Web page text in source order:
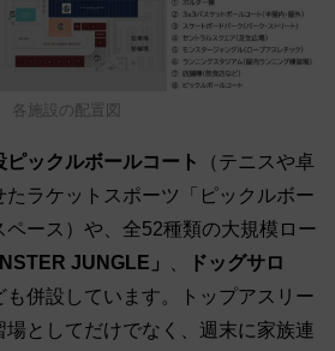
各施設の配置図
ピックルボールコート
（テニスや卓
ラケットスポーツ「ピックルボー
ペース）や、全52種類の大規模ロー
JUNGLE」
ドッグサロ
も併設しています。トップアスリー
場としてだけでなく、週末に家族連